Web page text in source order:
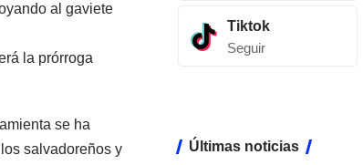
al gaviete
la prórroga
se ha
salvadoreños y
Tiktok
Seguir
Últimas noticias